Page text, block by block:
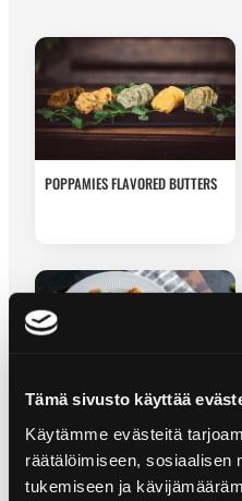
Tämä sivusto käyttää
Käytämme evästeitä
räätälöimiseen, sosiaalisen
tukemiseen ja
POPPAMIES FLAVORED BUTTERS
CHEDDAR DIP